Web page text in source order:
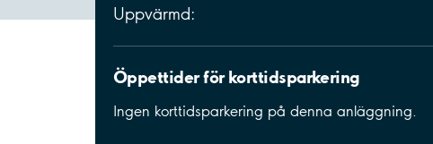
Uppvärmd:
Öppettider för korttidsparkering
Ingen korttidsparkering på denna anläggning.